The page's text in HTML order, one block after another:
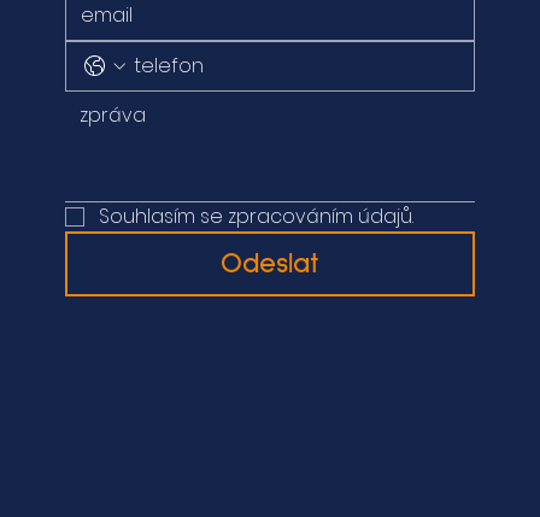
Souhlasím se zpracováním údajů.
Odeslat